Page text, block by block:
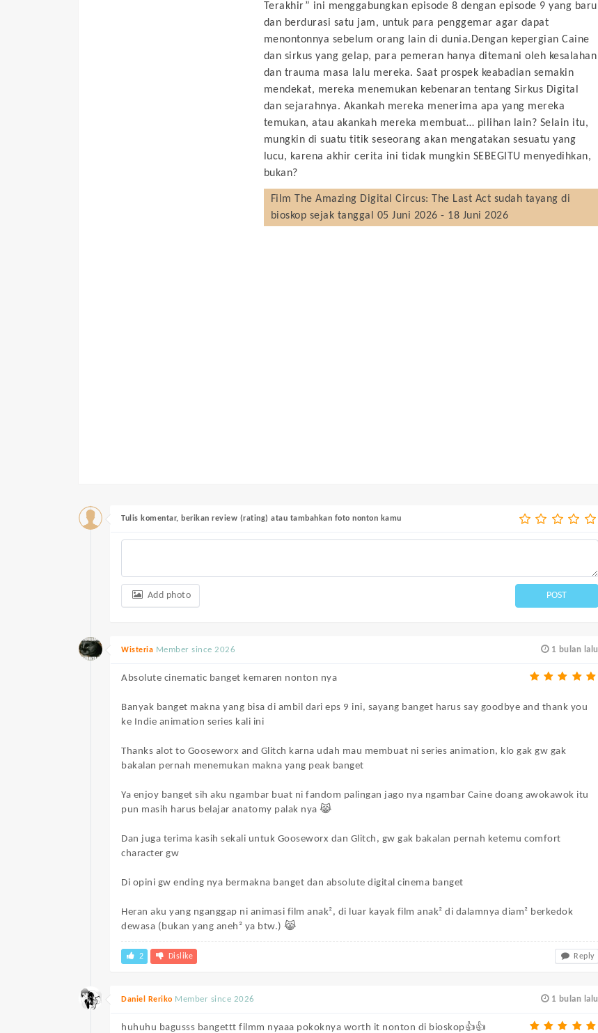
Terakhir” ini menggabungkan episode 8 dengan episode 9 yang baru
dan berdurasi satu jam, untuk para penggemar agar dapat
menontonnya sebelum orang lain di dunia.Dengan kepergian Caine
dan sirkus yang gelap, para pemeran hanya ditemani oleh kesalahan
dan trauma masa lalu mereka. Saat prospek keabadian semakin
mendekat, mereka menemukan kebenaran tentang Sirkus Digital
dan sejarahnya. Akankah mereka menerima apa yang mereka
temukan, atau akankah mereka membuat… pilihan lain? Selain itu,
mungkin di suatu titik seseorang akan mengatakan sesuatu yang
lucu, karena akhir cerita ini tidak mungkin SEBEGITU menyedihkan,
bukan?
Film The Amazing Digital Circus: The Last Act sudah tayang di
bioskop sejak tanggal 05 Juni 2026 - 18 Juni 2026
Tulis komentar, berikan review (rating) atau tambahkan foto nonton kamu
Add photo POST
1 bulan lalu
Wisteria Member since 2026
Absolute cinematic banget kemaren nonton nya
Banyak banget makna yang bisa di ambil dari eps 9 ini, sayang banget harus say goodbye and thank you
ke Indie animation series kali ini
Thanks alot to Gooseworx and Glitch karna udah mau membuat ni series animation, klo gak gw gak
bakalan pernah menemukan makna yang peak banget
Ya enjoy banget sih aku ngambar buat ni fandom palingan jago nya ngambar Caine doang awokawok itu
pun masih harus belajar anatomy palak nya 😹
Dan juga terima kasih sekali untuk Gooseworx dan Glitch, gw gak bakalan pernah ketemu comfort
character gw
Di opini gw ending nya bermakna banget dan absolute digital cinema banget
Heran aku yang nganggap ni animasi film anak², di luar kayak film anak² di dalamnya diam² berkedok
dewasa (bukan yang aneh² ya btw.) 😹
2 Dislike Reply
1 bulan lalu
Daniel Reriko Member since 2026
huhuhu bagusss bangettt filmm nyaaa pokoknya worth it nonton di bioskop👍👍